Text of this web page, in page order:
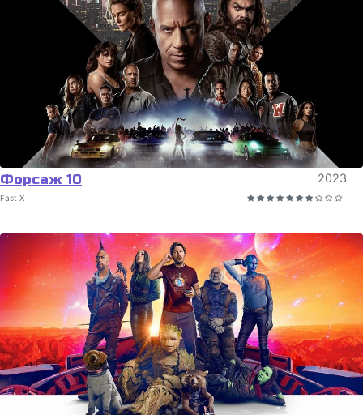
Форсаж 10 2023
Fast X